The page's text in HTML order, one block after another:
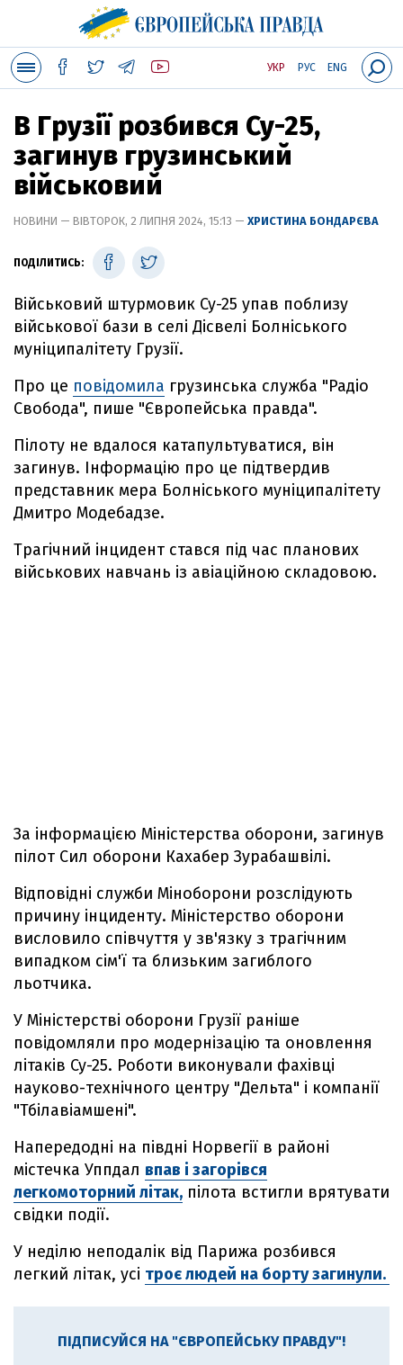
УКР РУС ENG
В Грузії розбився Су-25,
загинув грузинський
військовий
НОВИНИ — ВІВТОРОК, 2 ЛИПНЯ 2024, 15:13 — ХРИСТИНА БОНДАРЄВА
ПОДІЛИТИСЬ:
Військовий штурмовик Су-25 упав поблизу
військової бази в селі Дісвелі Болніського
муніципалітету Грузії.
Про це повідомила грузинська служба "Радіо
Свобода", пише "Європейська правда".
Пілоту не вдалося катапультуватися, він
загинув. Інформацію про це підтвердив
представник мера Болніського муніципалітету
Дмитро Модебадзе.
Трагічний інцидент стався під час планових
військових навчань із авіаційною складовою.
За інформацією Міністерства оборони, загинув
пілот Сил оборони Кахабер Зурабашвілі.
Відповідні служби Міноборони розслідують
причину інциденту. Міністерство оборони
висловило співчуття у зв'язку з трагічним
випадком сім'ї та близьким загиблого
льотчика.
У Міністерстві оборони Грузії раніше
повідомляли про модернізацію та оновлення
літаків Су-25. Роботи виконували фахівці
науково-технічного центру "Дельта" і компанії
"Тбілавіамшені".
Напередодні на півдні Норвегії в районі
містечка Уппдал впав і загорівся
легкомоторний літак, пілота встигли врятувати
свідки події.
У неділю неподалік від Парижа розбився
легкий літак, усі троє людей на борту загинули.
ПІДПИСУЙСЯ НА "ЄВРОПЕЙСЬКУ ПРАВДУ"!